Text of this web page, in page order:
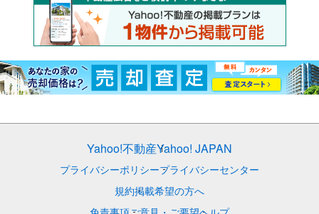
Yahoo!不動産Yahoo! JAPAN
プライバシーポリシープライバシーセンター
規約掲載希望の方へ